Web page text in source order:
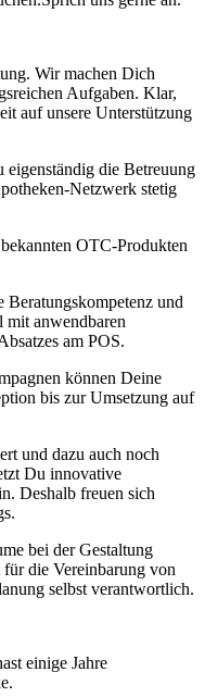
Wir machen Dich
Aufgaben. Klar,
auf unsere Unterstützung
die Betreuung
Netzwerk stetig
OTC-Produkten
Beratungskompetenz und
mit anwendbaren
am POS.
können Deine
bis zur Umsetzung auf
und dazu auch noch
Du innovative
Deshalb freuen sich
bei der Gestaltung
die Vereinbarung von
selbst verantwortlich.
einige Jahre